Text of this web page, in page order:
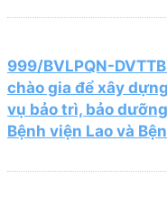
999/BVLPQN-
chào gia để xây
vụ bảo trì, bảo
Bệnh viện Lao và